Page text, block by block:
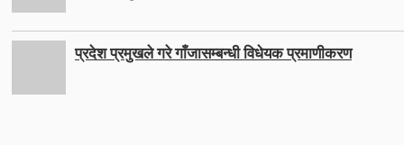
प्रदेश प्रमुखले गरे गाँजासम्बन्धी विधेयक प्रमाणीकरण